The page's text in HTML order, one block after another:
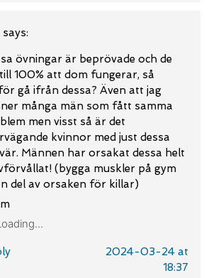
says:
övningar är beprövade och de
100% att dom fungerar, så
gå ifrån dessa? Även att jag
många män som fått samma
men visst så är det
kvinnor med just dessa
Männen har orsakat dessa helt
(bygga muskler på gym
del av orsaken för killar)
2024-03-24 at
18:37